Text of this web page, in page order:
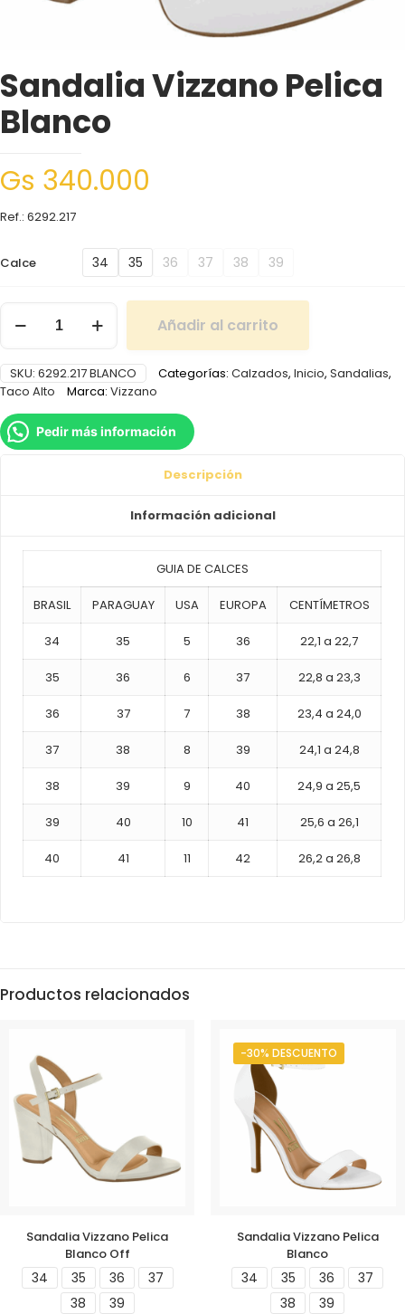
Sandalia Vizzano Pelica
Blanco
Gs 340.000
Ref.: 6292.217
Calce 34 35 36 37 38 39
Añadir al carrito
SKU: 6292.217 BLANCO Categorías: Calzados, Inicio, Sandalias,
Taco Alto
Marca: Vizzano
Pedir más información
Descripción
Información adicional
GUIA DE CALCES
BRASIL PARAGUAY USA EUROPA CENTÍMETROS
34 35 5 36 22,1 a 22,7
35 36 6 37 22,8 a 23,3
36 37 7 38 23,4 a 24,0
37 38 8 39 24,1 a 24,8
38 39 9 40 24,9 a 25,5
39 40 10 41 25,6 a 26,1
40 41 11 42 26,2 a 26,8
Productos relacionados
Sandalia Vizzano Pelica
Blanco Off
34 35 36
37
38
39
-30% DESCUENTO
Sandalia Vizzano Pelica
Blanco
34 35 36
37
38
39